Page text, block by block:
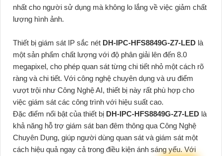
nhất cho người sử dụng mà không lo lắng về việc giảm chất
lượng hình ảnh.
Thiết bị giám sát IP sắc nét DH-IPC-HFS8849G-Z7-LED là
một sản phẩm chất lượng với độ phân giải lên đến 8.0
megapixel, cho phép quan sát từng chi tiết nhỏ một cách rõ
ràng và chi tiết. Với công nghệ chuyên dụng và ưu điểm
vượt trội như Công Nghệ AI, thiết bị này rất phù hợp cho
việc giám sát các công trình với hiệu suất cao.
Đặc điểm nổi bật của thiết bị DH-IPC-HFS8849G-Z7-LED là
khả năng hỗ trợ giám sát ban đêm thông qua Công Nghệ
Chuyên Dụng, giúp người dùng quan sát và giám sát một
cách hiệu quả ngay cả trong điều kiện ánh sáng yếu. Với